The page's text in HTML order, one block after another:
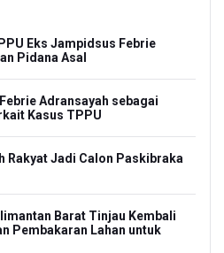
Eks Jampidsus Febrie
Pidana Asal
Adransayah sebagai
Kasus TPPU
Rakyat Jadi Calon Paskibraka
Barat Tinjau Kembali
Pembakaran Lahan untuk